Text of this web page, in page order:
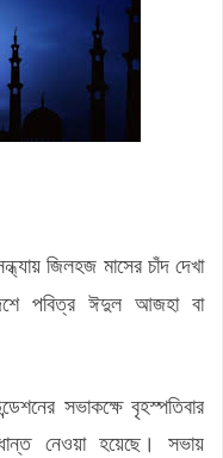
জিলহজ মাসের চাঁদ দেখা
পবিত্র ঈদুল আজহা বা
সভাকক্ষে বৃহস্পতিবার
নেওয়া হয়েছে। সভায়